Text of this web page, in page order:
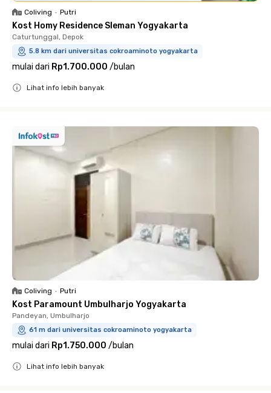
Coliving • Putri
Kost Homy Residence Sleman Yogyakarta
Caturtunggal, Depok
5.8 km dari universitas cokroaminoto yogyakarta
mulai dari Rp1.700.000 /bulan
Lihat info lebih banyak
Coliving • Putri
Kost Paramount Umbulharjo Yogyakarta
Pandeyan, Umbulharjo
61 m dari universitas cokroaminoto yogyakarta
mulai dari Rp1.750.000 /bulan
Lihat info lebih banyak